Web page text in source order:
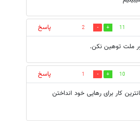
11
2
پاسخ
ملت توهین نکن.
10
1
پاسخ
کار برای رهایی خود انداختن